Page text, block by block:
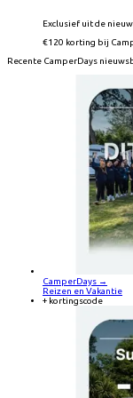
Exclusief uit de
€120 korting bij
Recente CamperDays
CamperDays →
Reizen en Vakantie
+ kortingscode